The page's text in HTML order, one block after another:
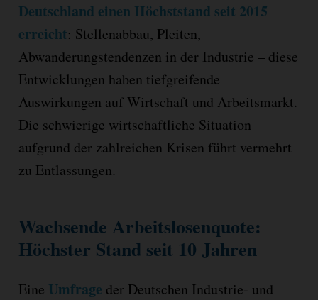
Deutschland einen Höchststand seit 2015
erreicht: Stellenabbau, Pleiten,
Abwanderungstendenzen in der Industrie – diese
Entwicklungen haben tiefgreifende
Auswirkungen auf Wirtschaft und Arbeitsmarkt.
Die schwierige wirtschaftliche Situation
aufgrund der zahlreichen Krisen führt vermehrt
zu Entlassungen.
Wachsende Arbeitslosenquote:
Höchster Stand seit 10 Jahren
Eine Umfrage der Deutschen Industrie- und